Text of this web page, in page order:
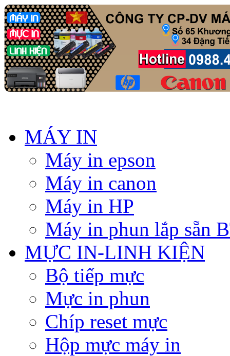
MÁY IN
Máy in epson
Máy in canon
Máy in HP
Máy in phun lắp sẵn
MỰC IN-LINH KIỆN
Bộ tiếp mực
Mực in phun
Chíp reset mực
Hộp mực máy in